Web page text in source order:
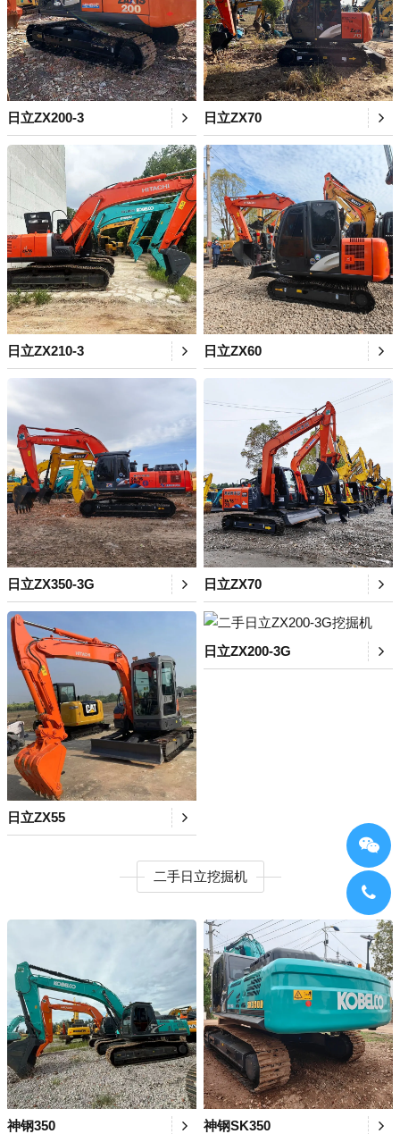
日立ZX200-3 日立ZX70
日立ZX210-3 日立ZX60
日立ZX350-3G 日立ZX70
日立ZX55
日立ZX200-3G
二手日立挖掘机
神钢350 神钢SK350